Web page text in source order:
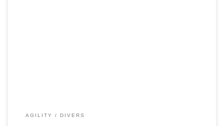
AGILITY DIVERS